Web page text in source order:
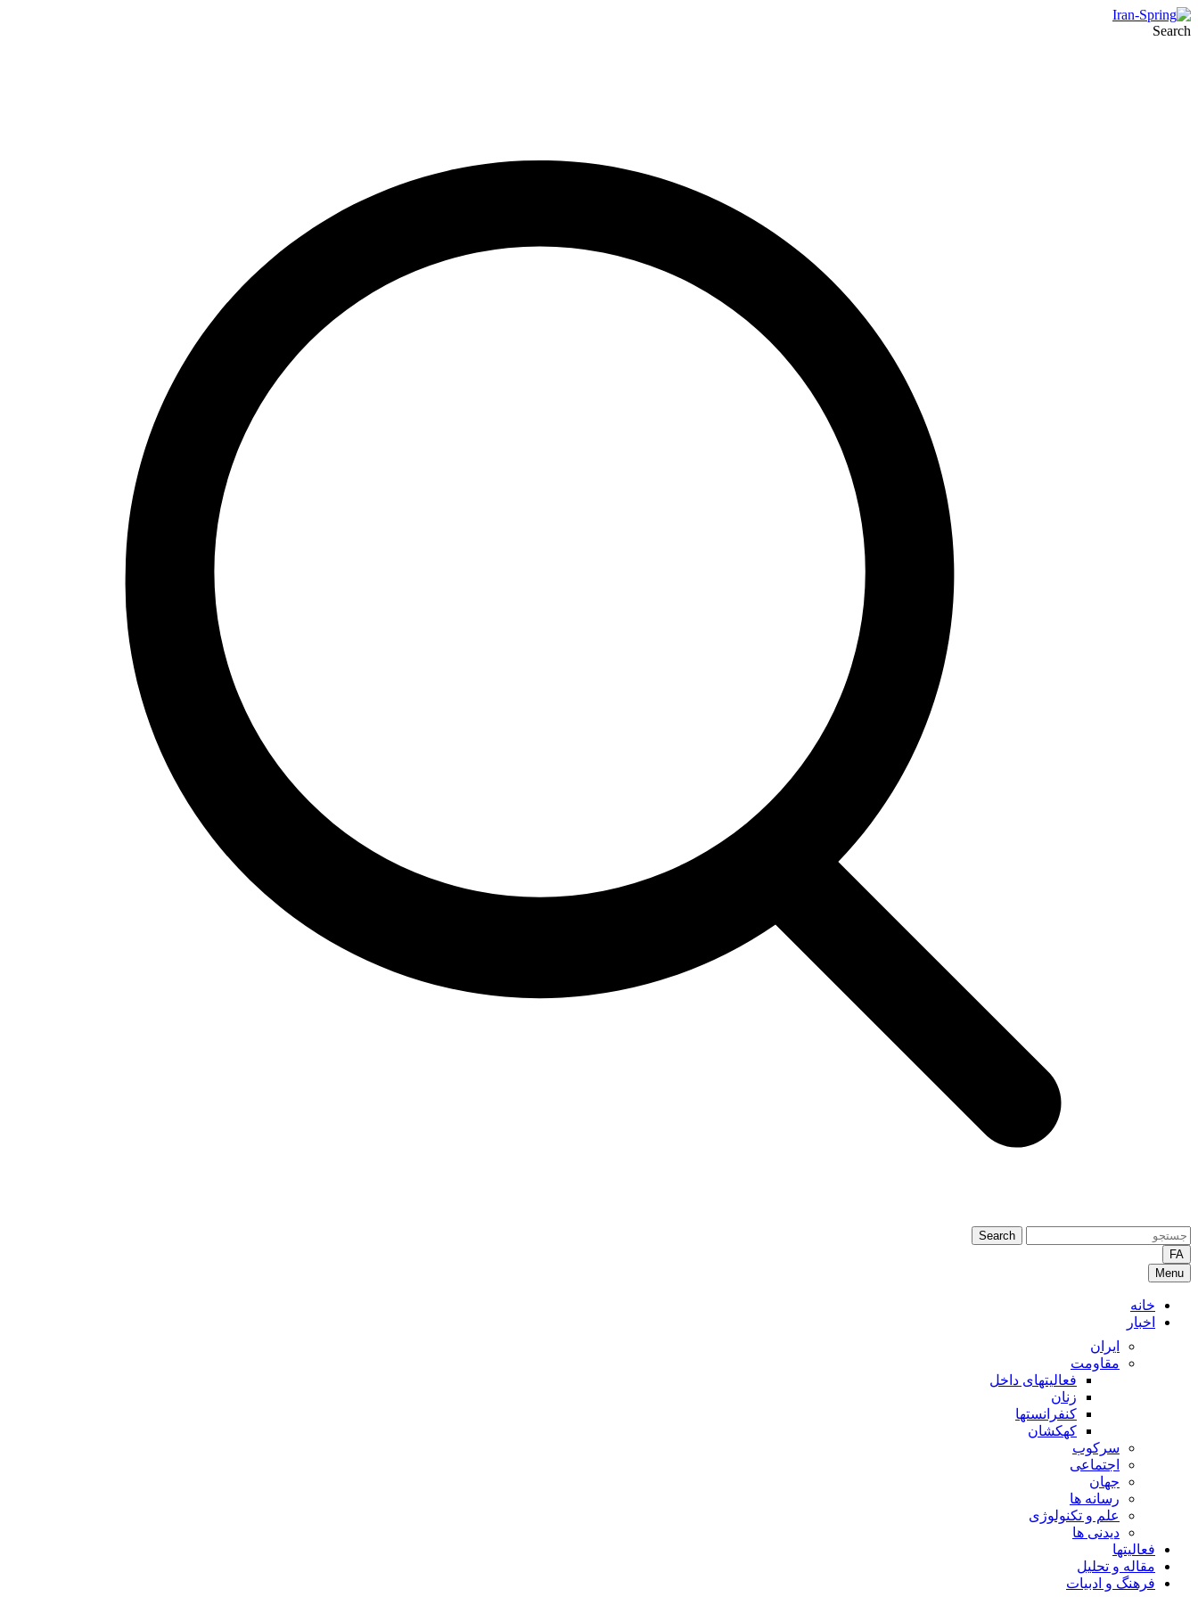
Search
Search
FA
Menu
خانه
اخبار
ایران
مقاومت
فعالیتهای داخل
زنان
کنفرانستها
کهکشان
سرکوب
اجتماعی
جهان
رسانه ها
علم و تکنولوژی
دیدنی ها
فعالیتها
مقاله و تحلیل
فرهنگ و ادبیات